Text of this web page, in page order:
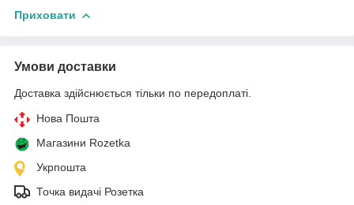
Приховати
Умови доставки
Доставка здійснюється тільки по передоплаті.
Нова Пошта
Магазини Rozetka
Укрпошта
Точка видачі Розетка